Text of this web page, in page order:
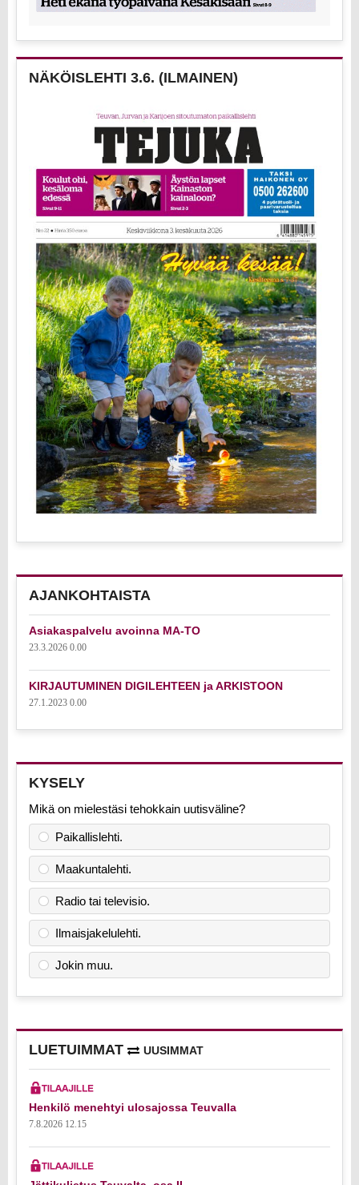
NÄKÖISLEHTI 3.6. (ILMAINEN)
AJANKOHTAISTA
Asiakaspalvelu avoinna MA-TO
23.3.2026 0.00
KIRJAUTUMINEN DIGILEHTEEN ja ARKISTOON
27.1.2023 0.00
KYSELY
Mikä on mielestäsi tehokkain uutisväline?
Paikallislehti.
Maakuntalehti.
Radio tai televisio.
Ilmaisjakelulehti.
Jokin muu.
LUETUIMMAT UUSIMMAT
Henkilö menehtyi ulosajossa Teuvalla
7.8.2026 12.15